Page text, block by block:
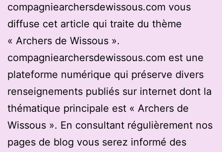
compagniearchersdewissous.com vous
diffuse cet article qui traite du thème
« Archers de Wissous ».
compagniearchersdewissous.com est une
plateforme numérique qui préserve divers
renseignements publiés sur internet dont la
thématique principale est « Archers de
Wissous ». En consultant régulièrement nos
pages de blog vous serez informé des